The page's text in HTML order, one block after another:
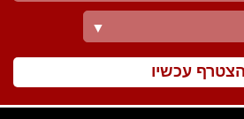
▼
הצטרף עכשיו